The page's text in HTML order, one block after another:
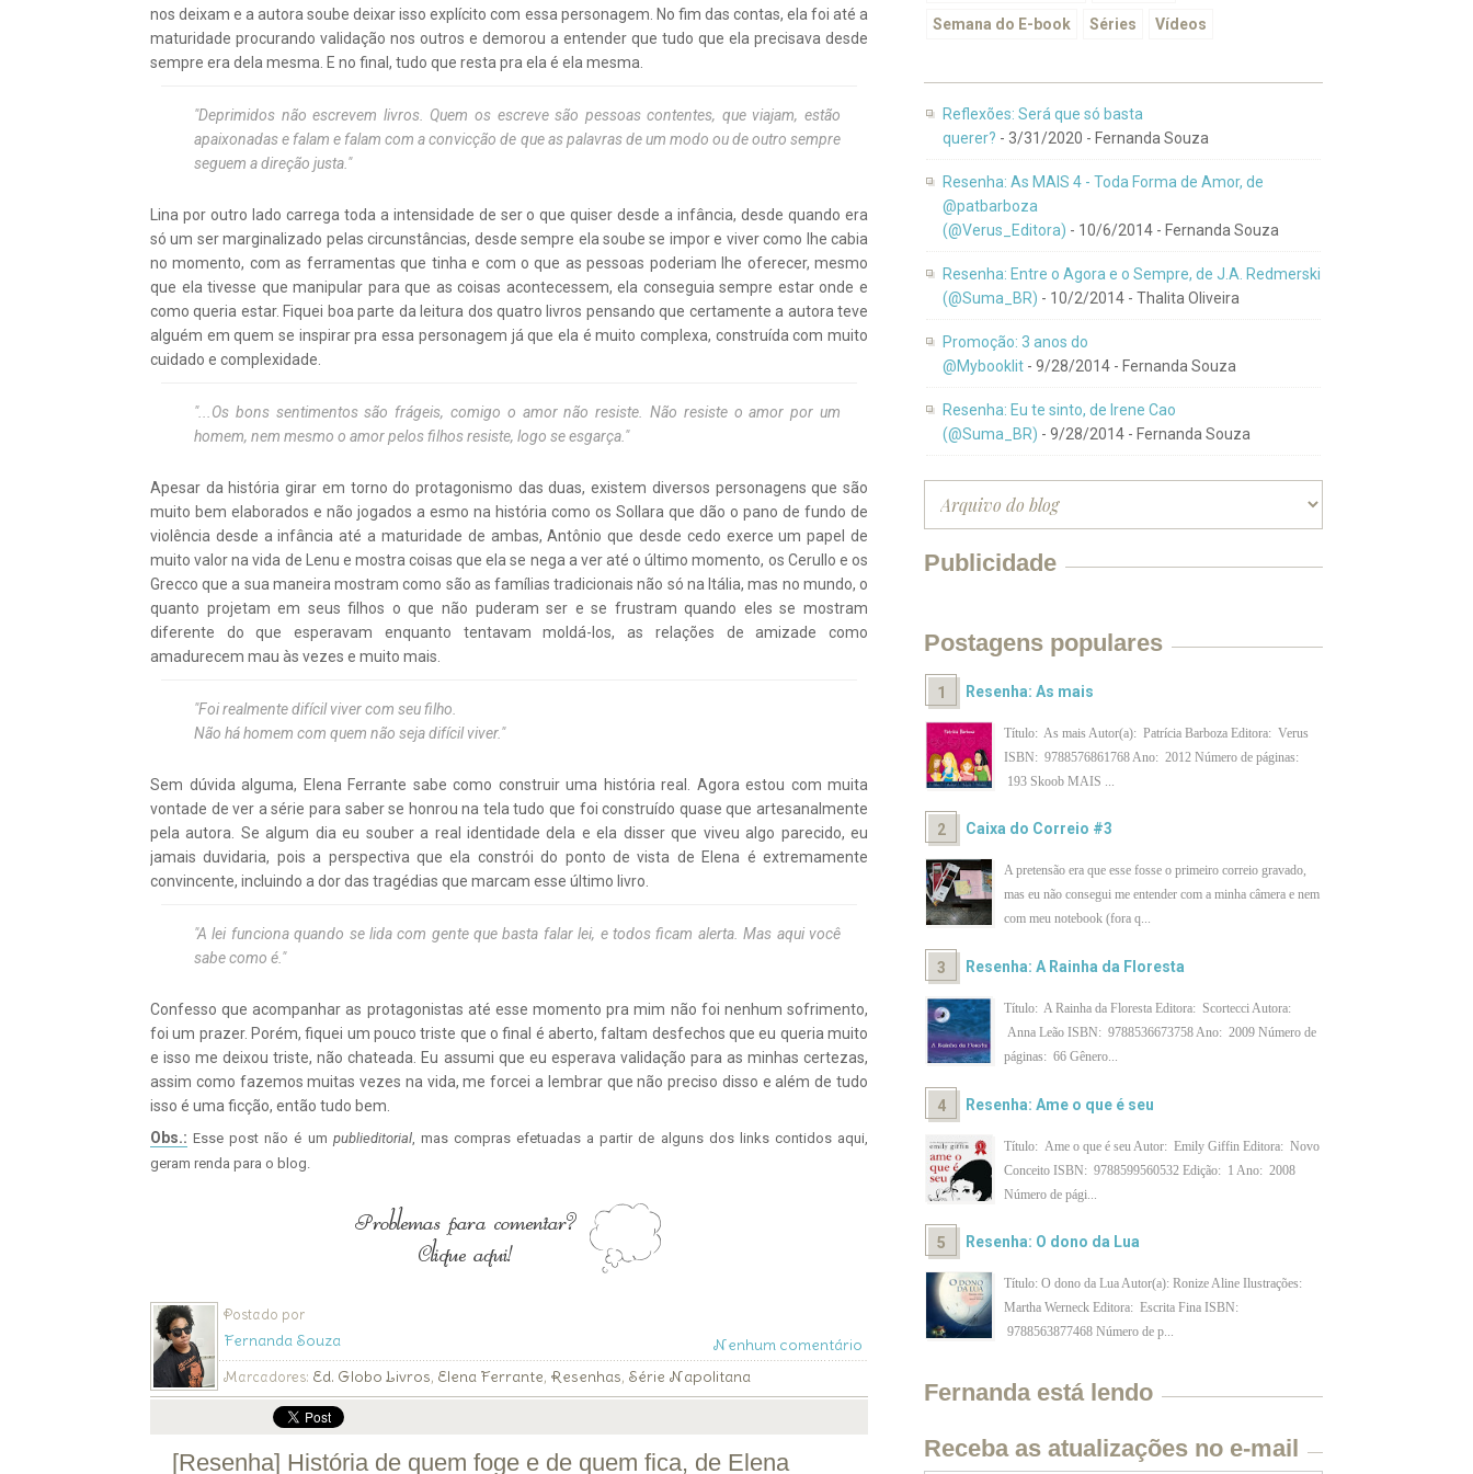
nos deixam e a autora soube deixar isso explícito com essa personagem. No fim das contas, ela foi até a
maturidade procurando validação nos outros e demorou a entender que tudo que ela precisava desde
sempre era dela mesma. E no final, tudo que resta pra ela é ela mesma.
"Deprimidos não escrevem livros. Quem os escreve são pessoas contentes, que viajam, estão
apaixonadas e falam e falam com a convicção de que as palavras de um modo ou de outro sempre
seguem a direção justa."
Lina por outro lado carrega toda a intensidade de ser o que quiser desde a infância, desde quando era
só um ser marginalizado pelas circunstâncias, desde sempre ela soube se impor e viver como lhe cabia
no momento, com as ferramentas que tinha e com o que as pessoas poderiam lhe oferecer, mesmo
que ela tivesse que manipular para que as coisas acontecessem, ela conseguia sempre estar onde e
como queria estar. Fiquei boa parte da leitura dos quatro livros pensando que certamente a autora teve
alguém em quem se inspirar pra essa personagem já que ela é muito complexa, construída com muito
cuidado e complexidade.
"...Os bons sentimentos são frágeis, comigo o amor não resiste. Não resiste o amor por um
homem, nem mesmo o amor pelos filhos resiste, logo se esgarça."
Apesar da história girar em torno do protagonismo das duas, existem diversos personagens que são
muito bem elaborados e não jogados a esmo na história como os Sollara que dão o pano de fundo de
violência desde a infância até a maturidade de ambas, Antônio que desde cedo exerce um papel de
muito valor na vida de Lenu e mostra coisas que ela se nega a ver até o último momento, os Cerullo e os
Grecco que a sua maneira mostram como são as famílias tradicionais não só na Itália, mas no mundo, o
quanto projetam em seus filhos o que não puderam ser e se frustram quando eles se mostram
diferente do que esperavam enquanto tentavam moldá-los, as relações de amizade como
amadurecem mau às vezes e muito mais.
"Foi realmente difícil viver com seu filho.
Não há homem com quem não seja difícil viver."
Sem dúvida alguma, Elena Ferrante sabe como construir uma história real. Agora estou com muita
vontade de ver a série para saber se honrou na tela tudo que foi construído quase que artesanalmente
pela autora. Se algum dia eu souber a real identidade dela e ela disser que viveu algo parecido, eu
jamais duvidaria, pois a perspectiva que ela constrói do ponto de vista de Elena é extremamente
convincente, incluindo a dor das tragédias que marcam esse último livro.
"A lei funciona quando se lida com gente que basta falarlei, e todos ficam alerta. Mas aqui você
sabe como é."
Confesso que acompanhar as protagonistas até esse momento pra mim não foi nenhum sofrimento,
foi um prazer. Porém, fiquei um pouco triste que o final é aberto, faltam desfechos que eu queria muito
e isso me deixou triste, não chateada. Eu assumi que eu esperava validação para as minhas certezas,
assim como fazemos muitas vezes na vida, me forcei a lembrar que não preciso disso e além de tudo
isso é uma ficção, então tudo bem.
Obs.: Esse post não é um publieditorial, mas compras efetuadas a partir de alguns dos links contidos aqui,
geram renda para o blog.
Postado por
Fernanda Souza Nenhum comentário
Marcadores: Ed. Globo Livros, Elena Ferrante, Resenhas, Série Napolitana
[Resenha] História de quem foge e de quem fica, de Elena
Semana do E-book Séries Vídeos
Reflexões: Será que só basta
querer? - 3/31/2020 - Fernanda Souza
Resenha: As MAIS 4 - Toda Forma de Amor, de
@patbarboza
(@Verus_Editora) - 10/6/2014 - Fernanda Souza
Resenha: Entre o Agora e o Sempre, de J.A. Redmerski
(@Suma_BR) - 10/2/2014 - Thalita Oliveira
Promoção: 3 anos do
@Mybooklit - 9/28/2014 - Fernanda Souza
Resenha: Eu te sinto, de Irene Cao
(@Suma_BR) - 9/28/2014 - Fernanda Souza
Publicidade
Postagens populares
Resenha: As mais
Título: As mais Autor(a): Patrícia Barboza Editora: Verus
ISBN: 9788576861768 Ano: 2012 Número de páginas:
193 Skoob MAIS ...
Caixa do Correio #3
A pretensão era que esse fosse o primeiro correio gravado,
mas eu não consegui me entender com a minha câmera e nem
com meu notebook (fora q...
Resenha: A Rainha da Floresta
Título: A Rainha da Floresta Editora: Scortecci Autora:
Anna Leão ISBN: 9788536673758 Ano: 2009 Número de
páginas: 66 Gênero...
Resenha: Ame o que é seu
Título: Ame o que é seu Autor: Emily Giffin Editora: Novo
Conceito ISBN: 9788599560532 Edição: 1 Ano: 2008
Número de pági...
Resenha: O dono da Lua
Título: O dono da Lua Autor(a): Ronize Aline Ilustrações:
Martha Werneck Editora: Escrita Fina ISBN:
9788563877468 Número de p...
Fernanda está lendo
Receba as atualizações no e-mail